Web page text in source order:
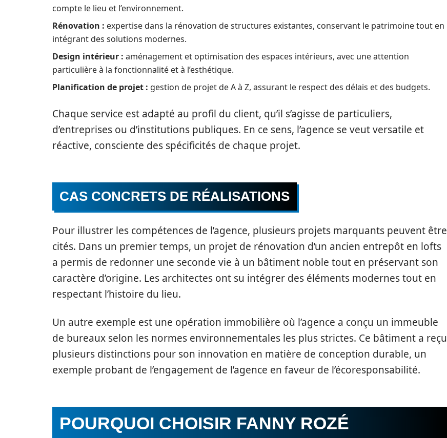
compte le lieu et l’environnement.
Rénovation : expertise dans la rénovation de structures existantes, conservant le patrimoine tout en
intégrant des solutions modernes.
Design intérieur : aménagement et optimisation des espaces intérieurs, avec une attention
particulière à la fonctionnalité et à l’esthétique.
Planification de projet : gestion de projet de A à Z, assurant le respect des délais et des budgets.
Chaque service est adapté au profil du client, qu’il s’agisse de particuliers,
d’entreprises ou d’institutions publiques. En ce sens, l’agence se veut versatile et
réactive, consciente des spécificités de chaque projet.
CAS CONCRETS DE RÉALISATIONS
Pour illustrer les compétences de l’agence, plusieurs projets marquants peuvent être
cités. Dans un premier temps, un projet de rénovation d’un ancien entrepôt en lofts
a permis de redonner une seconde vie à un bâtiment noble tout en préservant son
caractère d’origine. Les architectes ont su intégrer des éléments modernes tout en
respectant l’histoire du lieu.
Un autre exemple est une opération immobilière où l’agence a conçu un immeuble
de bureaux selon les normes environnementales les plus strictes. Ce bâtiment a reçu
plusieurs distinctions pour son innovation en matière de conception durable, un
exemple probant de l’engagement de l’agence en faveur de l’écoresponsabilité.
POURQUOI CHOISIR FANNY ROZÉ